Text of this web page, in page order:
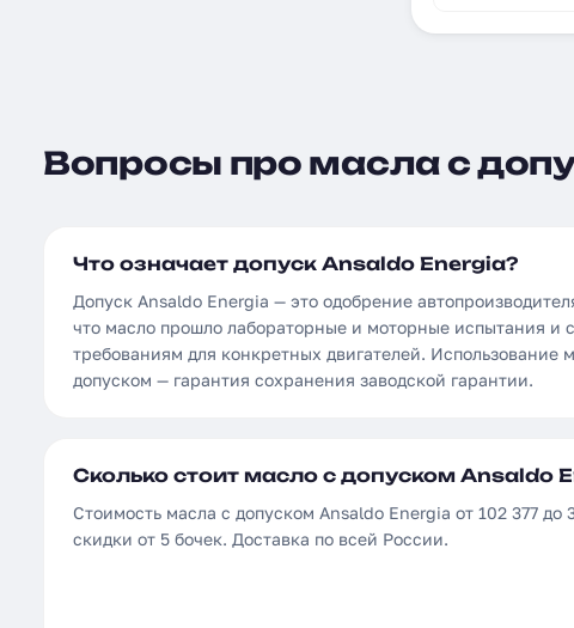
Вопросы про масла с
Что означает допуск Ansaldo Energia?
Допуск Ansaldo Energia — это одобрение
что масло прошло лабораторные и моторные испытания и
требованиям для конкретных двигателей. Использование
допуском — гарантия сохранения заводской гарантии.
Сколько стоит масло с допуском Ansaldo
Стоимость масла с допуском Ansaldo Energia от 102 377 до
скидки от 5 бочек. Доставка по всей России.